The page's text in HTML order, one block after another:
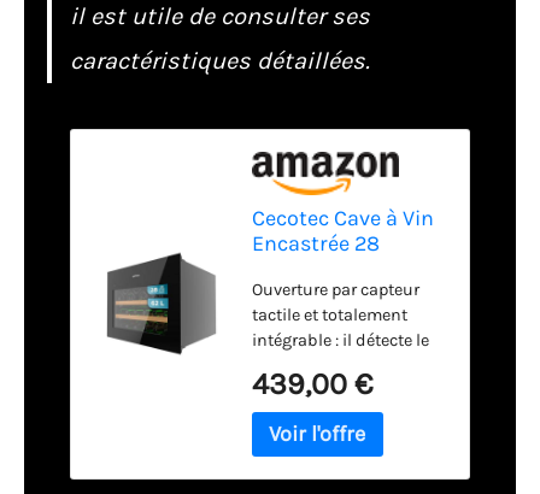
il est utile de consulter ses
caractéristiques détaillées.
Cecotec Cave à Vin
Encastrée 28
GrandSommelier BI
28000. Cave à vin
encastrable,
noire,capacité de
28 bouteilles,
température 5-20
ºC, 2 clayettes en
Ouverture par capteur
tactile et totalement
intégrable : il détecte le
s'ouvre
automatiquement.
Parfait à placer dans des
439,00 €